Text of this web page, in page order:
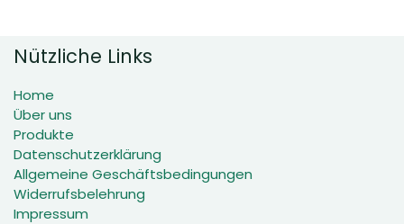
Nützliche Links
Home
Über uns
Produkte
Datenschutzerklärung
Allgemeine Geschäftsbedingungen
Widerrufsbelehrung
Impressum